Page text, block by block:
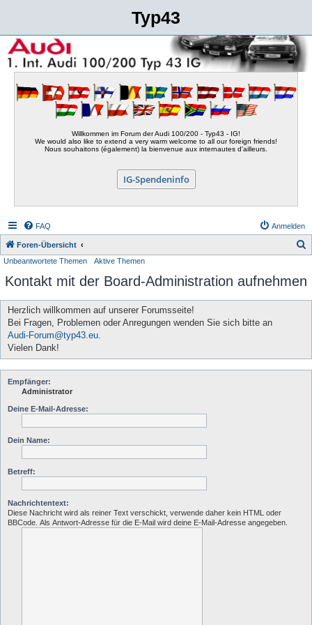
Typ43
Willkommen im Forum der Audi 100/200 - Typ43 - IG!
We would also like to extend a very warm welcome to all our foreign friends!
Nous souhaitons (également) la bienvenue aux internautes d'ailleurs.
IG-Spendeninfo
FAQ Anmelden
Foren-Übersicht
Unbeantwortete Themen Aktive Themen
Kontakt mit der Board-Administration aufnehmen
Herzlich willkommen auf unserer Forumsseite!
Bei Fragen, Problemen oder Anregungen wenden Sie sich bitte an
Audi-Forum@typ43.eu
Vielen Dank!
Empfänger:
Administrator
Deine E-Mail-Adresse:
Dein Name:
Betreff:
Nachrichtentext:
Diese Nachricht wird als reiner Text verschickt, verwende daher kein HTML oder
BBCode. Als Antwort-Adresse für die E-Mail wird deine E-Mail-Adresse angegeben.